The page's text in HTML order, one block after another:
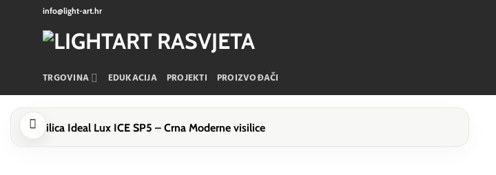
info@light-art.hr
TRGOVINA EDUKACIJA PROJEKTI PROIZVOĐAČI